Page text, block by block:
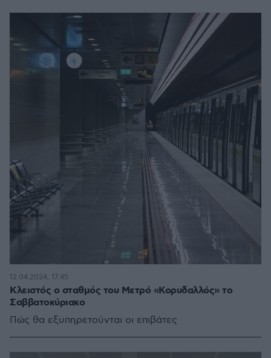
Κλειστός ο σταθμός του Μετρό «Κορυδαλλός» το
Σαββατοκύριακο
Πώς θα εξυπηρετούνται οι επιβάτες
12.04.2024, 17:45